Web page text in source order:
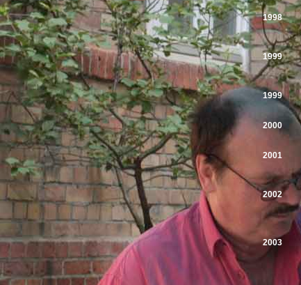
1998
1999
1999
2000
2001
2002
2003